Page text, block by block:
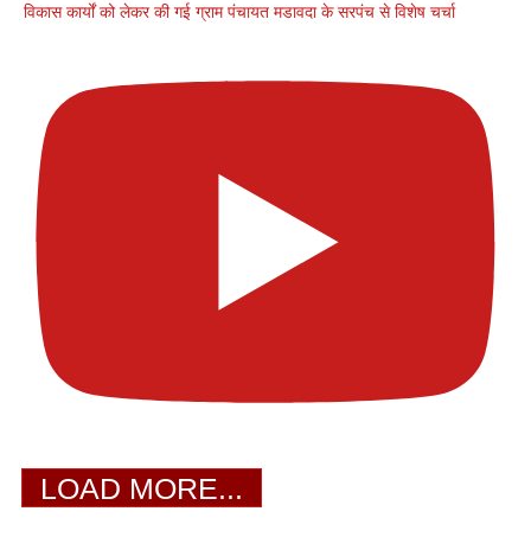
विकास कार्यों को लेकर की गई ग्राम पंचायत मडावदा के सरपंच से विशेष चर्चा
LOAD MORE...